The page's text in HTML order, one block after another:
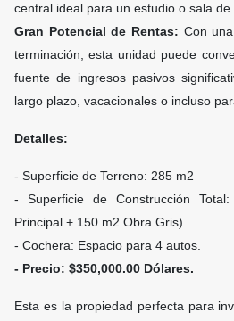
central ideal para un estudio o sala de
Gran Potencial de Rentas: Con
terminación, esta unidad puede
fuente de ingresos pasivos
largo plazo, vacacionales o incluso
Detalles:
- Superficie de Terreno: 285 m2
- Superficie de Construcción
Principal + 150 m2 Obra Gris)
- Cochera: Espacio para 4 autos.
- Precio: $350,000.00 Dólares.
Esta es la propiedad perfecta para